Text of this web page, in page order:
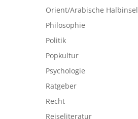
Orient/Arabische Halbinsel
Philosophie
Politik
Popkultur
Psychologie
Ratgeber
Recht
Reiseliteratur